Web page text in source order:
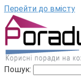
Перейти до вмісту
Пошук: